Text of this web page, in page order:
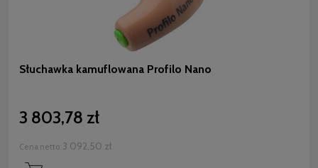
Słuchawka kamuflowana Profilo Nano
3 803,78 zł
Cena netto: 3 092,50 zł